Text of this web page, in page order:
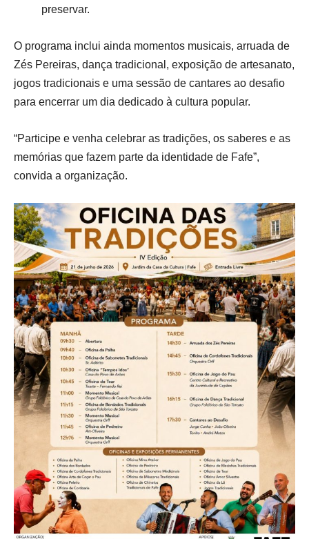
preservar.
O programa inclui ainda momentos musicais, arruada de
Zés Pereiras, dança tradicional, exposição de artesanato,
jogos tradicionais e uma sessão de cantares ao desafio
para encerrar um dia dedicado à cultura popular.
“Participe e venha celebrar as tradições, os saberes e as
memórias que fazem parte da identidade de Fafe”,
convida a organização.